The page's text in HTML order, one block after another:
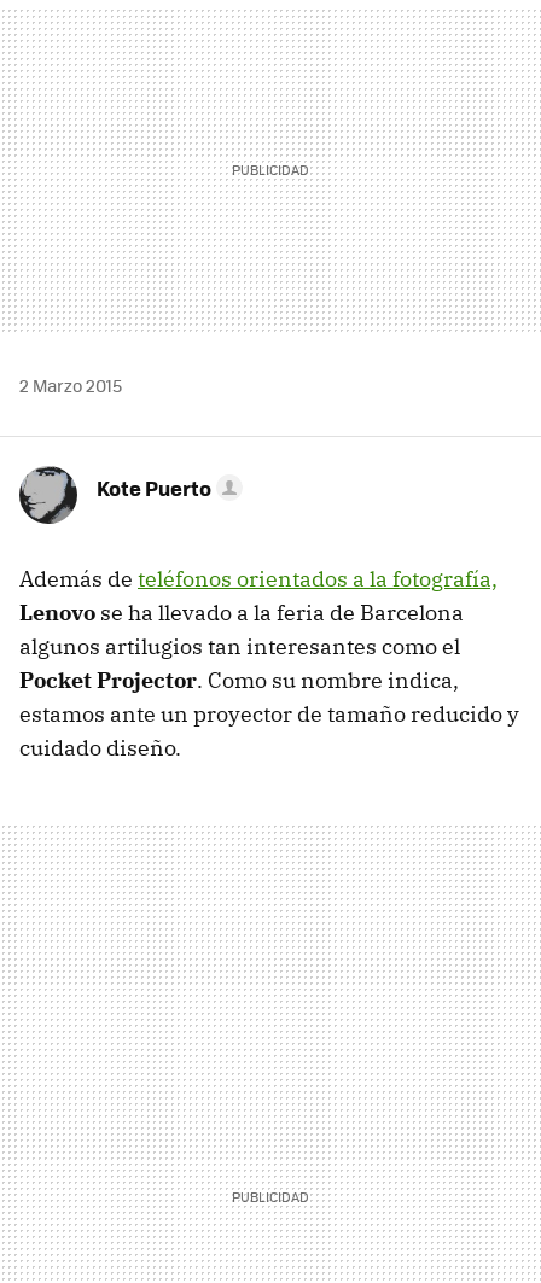
MAIL
2 Marzo 2015
Kote Puerto
Además de teléfonos orientados a la fotografía,
Lenovo se ha llevado a la feria de Barcelona
algunos artilugios tan interesantes como el
Pocket Projector. Como su nombre indica,
estamos ante un proyector de tamaño reducido y
cuidado diseño.